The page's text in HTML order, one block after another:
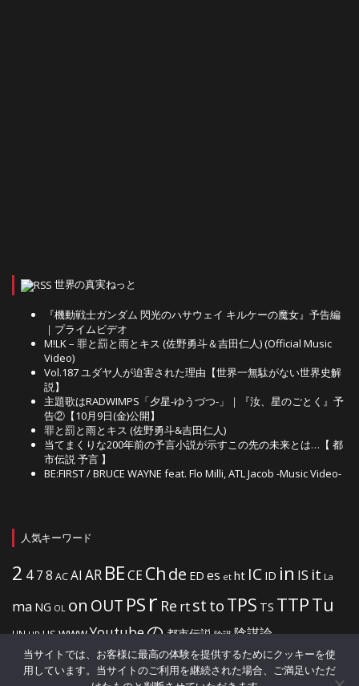
世界の真実ねっと
『機動戦士ガンダム 閃光のハサウェイ キルケーの魔女』予告編
｜プライムビデオ
M!LK – 罪と罰と雨とキス (佐野勇斗＆吉田仁人) (Official Music
Video)
Vol.187 ユダヤ人が迫害された理由【世界一無駄がない世界史解
説】
主題歌はRADWIMPS「夕星-ゆうづつ-」｜『汝、星のごとく』予
告②【10月9日(金)公開】
罪と罰と雨とキス (佐野勇斗&吉田仁人)
当てまくりな200年前の予言小説が示すこの先の未来とは…【 都
市伝説 予言 】
BE:FIRST / BRUCE WAYNE feat. Flo Milli, ATL Jacob -Music Video-
人気キーワード
2 478 ACAI AR BECE Chde ED es et ht IC ID in IS it La
ma NG OL on OUT PSr Re rtsttoTPS TS TTPTu
UN UR USwwwYoutubeの都市伝説 陰謀 陰謀論
当サイトでは、お客様に最高の体験を提供するためにクッキーを使
用しています。当サイトのご利用を継続された場合、ご満足いただ